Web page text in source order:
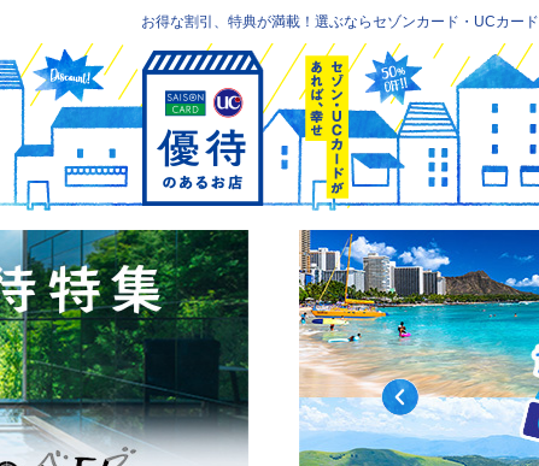
お得な割引、特典が満載！選ぶならセゾンカード・UCカード